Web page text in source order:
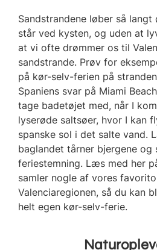
Sandstrandene løber så
står ved kysten, og uden at
at vi ofte drømmer os til
sandstrande. Prøv for
på kør-selv-ferien på
Spaniens svar på Miami
tage badetøjet med, når I
lyserøde saltsøer, hvor I kan
spanske sol i det salte vand.
baglandet tårner bjergene og
feriestemning. Læs med her
samler nogle af vores
Valenciaregionen, så du kan
helt egen kør-selv-ferie.